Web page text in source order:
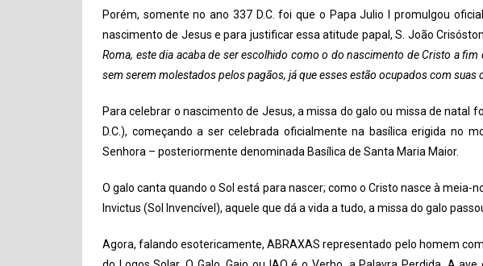
Porém, somente no ano 337 D.C. foi que o Papa Julio I promulgou
nascimento de Jesus e para justificar essa atitude papal, S. João
Roma, este dia acaba de ser escolhido como o do nascimento de Cristo a
sem serem molestados pelos pagãos, já que esses estão ocupados com suas
Para celebrar o nascimento de Jesus, a missa do galo ou missa de natal
D.C.), começando a ser celebrada oficialmente na basílica erigida no
Senhora – posteriormente denominada Basílica de Santa Maria Maior.
O galo canta quando o Sol está para nascer; como o Cristo nasce à meia-
Invictus (Sol Invencível), aquele que dá a vida a tudo, a missa do galo
Agora, falando esotericamente, ABRAXAS representado pelo homem